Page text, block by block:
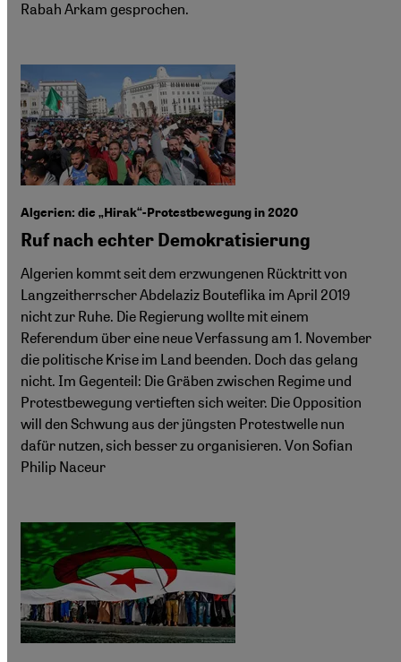
Rabah Arkam gesprochen.
Algerien: die „Hirak“-Protestbewegung in 2020
Ruf nach echter Demokratisierung
Algerien kommt seit dem erzwungenen Rücktritt von
Langzeitherrscher Abdelaziz Bouteflika im April 2019
nicht zur Ruhe. Die Regierung wollte mit einem
Referendum über eine neue Verfassung am 1. November
die politische Krise im Land beenden. Doch das gelang
nicht. Im Gegenteil: Die Gräben zwischen Regime und
Protestbewegung vertieften sich weiter. Die Opposition
will den Schwung aus der jüngsten Protestwelle nun
dafür nutzen, sich besser zu organisieren. Von Sofian
Philip Naceur